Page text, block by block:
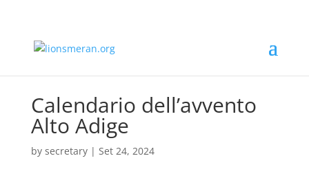
Calendario dell’avvento
Alto Adige
by secretary| Set 24, 2024